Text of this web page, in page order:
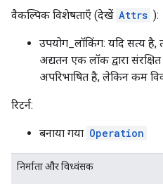
वैकल्पिक विशेषताएँ (देखें Attrs ):
उपयोग_लॉकिंग: यदि सत्य
अद्यतन एक लॉक द्वारा
अपरिभाषित है, लेकिन कम
रिटर्न:
बनाया गया Operation
निर्माता और विध्वंसक